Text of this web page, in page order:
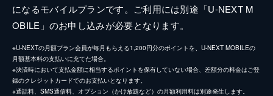
になるモバイルプランです。ご利用には別途「U-NEXT M
OBILE」のお申し込みが必要となります。
※U-NEXTの月額プラン会員が毎月もらえる1,200円分のポイントを、U-NEXT MOBILEの
月額基本料の支払いに充てた場合。
※決済時において支払金額に相当するポイントを保有していない場合、差額分の料金はご登
録のクレジットカードでのお支払いとなります。
※通話料、SMS通信料、オプション（かけ放題など）の月額利用料は別途発生します。